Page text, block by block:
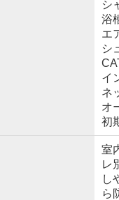
シ
浴
エ
シ
イ
ネ
オ
初
室
レ
し
ら